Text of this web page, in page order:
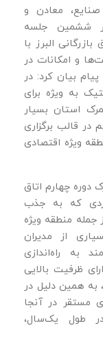
صنایع، معادن و
ششمین جلسه
البرز با
و امکانات در
بیان کرد: در
به ویژه برای
استان بسیار
قالب برگزاری
ویژه اقتصادی
دوره چهارم اتاق
که به جذب
منطقه ویژه
از مدیران
به راه‌اندازی
ظرفیت بالایی
به همین دلیل در
مستقر در آنجا
طول یک‌سال،